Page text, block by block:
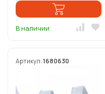
В наличии
Артикул:1680630